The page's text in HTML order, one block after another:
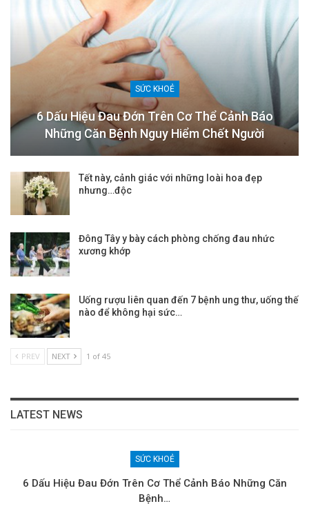
SỨC KHOẺ
6 Dấu Hiệu Đau Đớn Trên Cơ Thể Cảnh Báo
Những Căn Bệnh Nguy Hiểm Chết Người
Tết này, cảnh giác với những loài hoa đẹp
nhưng…độc
Đông Tây y bày cách phòng chống đau nhức
xương khớp
Uống rượu liên quan đến 7 bệnh ung thư, uống thế
nào để không hại sức…
PREV NEXT 1 of 45
LATEST NEWS
SỨC KHOẺ
6 Dấu Hiệu Đau Đớn Trên Cơ Thể Cảnh Báo Những Căn
Bệnh…